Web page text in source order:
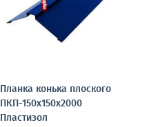
Планка конька плоского
ПКП-150х150х2000
Пластизол